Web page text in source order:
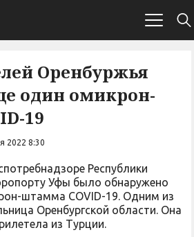
Оренбуржья
один омикрон-
19
2022 8:30
Республики
Уфы было обнаружено
штамма COVID-19. Одним из
Оренбургской области. Она
из Турции.